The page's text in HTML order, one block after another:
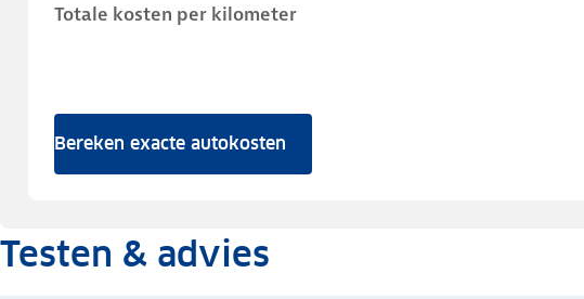
Totale kosten per kilometer
Bereken exacte autokosten
Testen & advies